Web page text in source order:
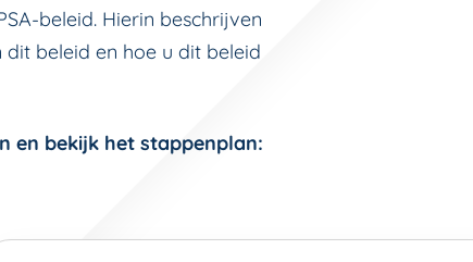
beleid. Hierin beschrijven
beleid en hoe u dit beleid
en bekijk het stappenplan: